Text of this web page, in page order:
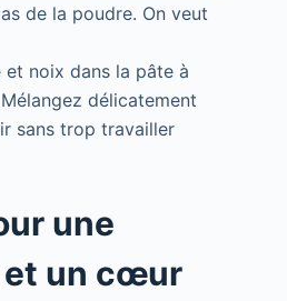
de la poudre. On veut
noix dans la pâte à
Mélangez délicatement
sans trop travailler
une
et un cœur